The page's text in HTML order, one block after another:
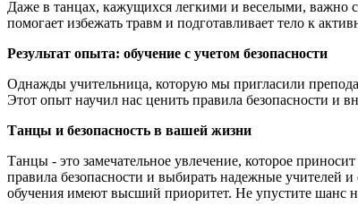
Даже в танцах, кажущихся легкими и веселыми, важно
помогает избежать травм и подготавливает тело к
Результат опыта: обучение с учетом безопасности
Однажды учительница, которую мы пригласили
Этот опыт научил нас ценить правила безопасности и
Танцы и безопасность в вашей жизни
Танцы - это замечательное увлечение, которое
правила безопасности и выбирать надежные учителей
обучения имеют высший приоритет. Не упустите шанс